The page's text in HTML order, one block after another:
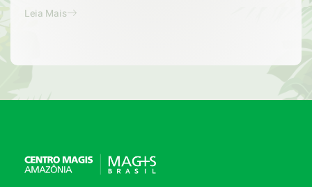
Leia Mais